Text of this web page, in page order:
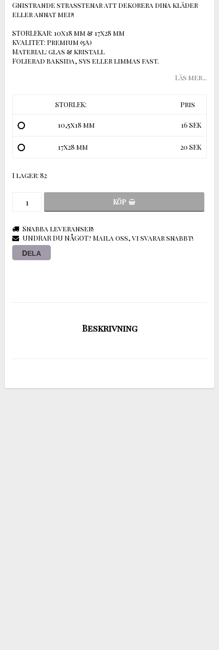
Gnistrande strasstenar att dekorera dina kläder
eller annat med!
STORLEKAR: 10x18 mm & 17x28 mm
KVALITET: Premium (5A)
Material: glas & kristall
Folierad baksida, sys eller limmas fast.
Läs mer...
STORLEK: Pris
10,5x18 mm 16 SEK
17x28 mm 20 SEK
I lager: 82
KÖP
Snabba leveranser!
UNDRAR DU NÅGOT? Maila oss, vi svarar snabbt!
DELA
Beskrivning